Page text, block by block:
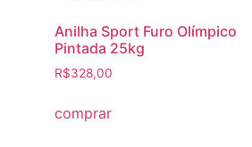
Anilha Sport Furo Olímpico
Pintada 25kg
R$328,00
comprar